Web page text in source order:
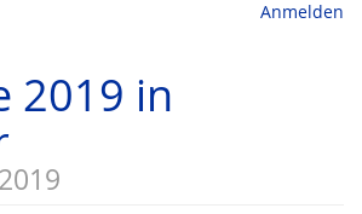
Anmelden
2019 in